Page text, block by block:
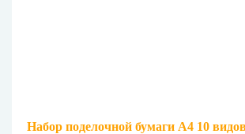
Набор поделочной бумаги А4 10